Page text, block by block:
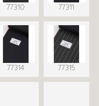
77310 77311
77314 77315